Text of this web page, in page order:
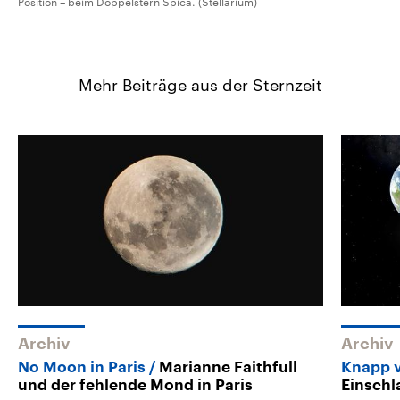
Mehr Beiträge aus der Sternzeit
Archiv
No Moon in Paris
Marianne Faithfull
und der fehlende Mond in Paris
Archiv
Knapp